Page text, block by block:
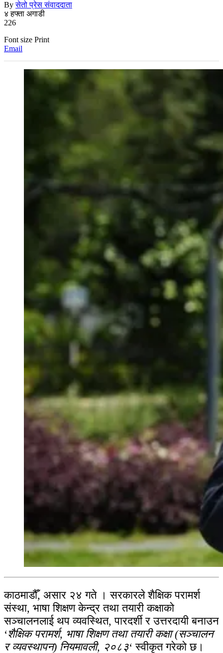
Byसेतो प्रेस संवाददाता
४ हफ्ता अगाडी
226
Font size Print
Email
काठमाडौँ, असार २४ गते । सरकारले शैक्षिक परामर्श
संस्था, भाषा शिक्षण केन्द्र तथा तयारी कक्षाको
सञ्चालनलाई थप व्यवस्थित, पारदर्शी र उत्तरदायी बनाउन
‘शैक्षिक परामर्श, भाषा शिक्षण तथा तयारी कक्षा (सञ्चालन
र व्यवस्थापन) नियमावली, २०८३‘ स्वीकृत गरेको छ।